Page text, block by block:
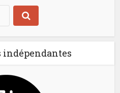
indépendantes